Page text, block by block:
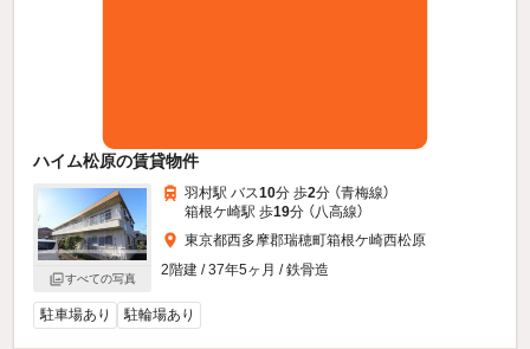
ハイム松原の賃貸物件
すべての写真
羽村駅 バス10分 歩2分 （青梅線）
箱根ケ崎駅 歩19分 （八高線）
東京都西多摩郡瑞穂町箱根ケ崎西松原
2階建 / 37年5ヶ月 / 鉄骨造
駐車場あり 駐輪場あり